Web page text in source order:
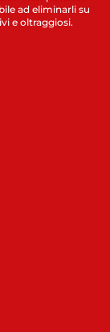
ad eliminarli su
e oltraggiosi.